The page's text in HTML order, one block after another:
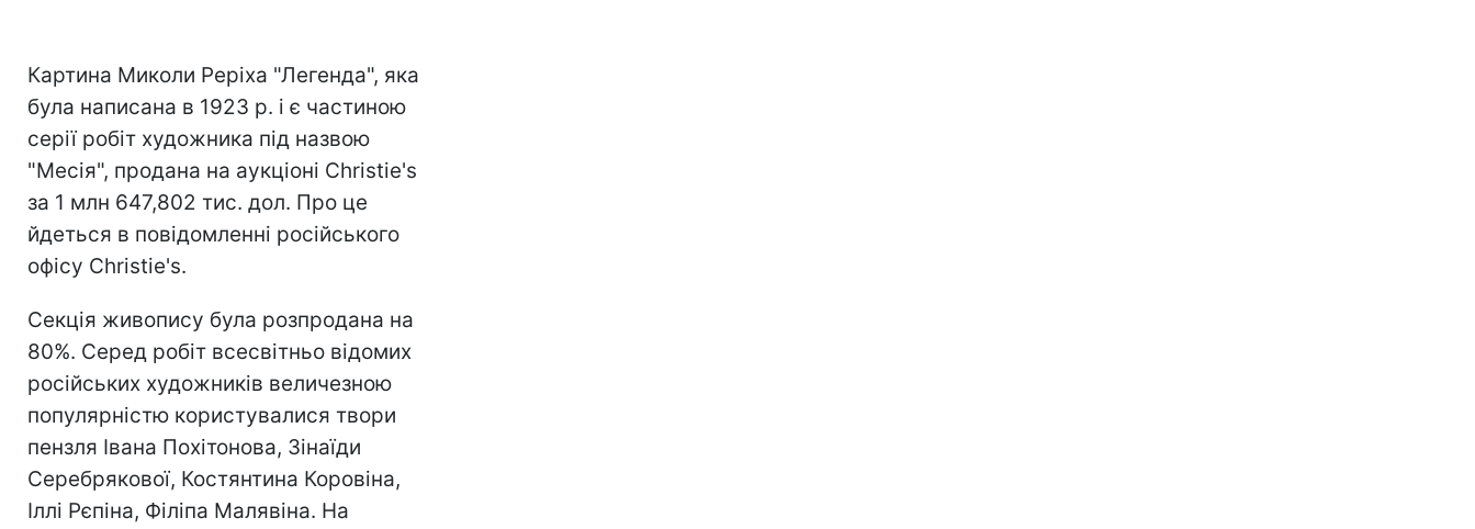
Картина Миколи Реріха "Легенда", яка
була написана в 1923 р. і є частиною
серії робіт художника під назвою
"Месія", продана на аукціоні Christie's
за 1 млн 647,802 тис. дол. Про це
йдеться в повідомленні російського
офісу Christie's.
Секція живопису була розпродана на
80%. Серед робіт всесвітньо відомих
російських художників величезною
популярністю користувалися твори
пензля Івана Похітонова, Зінаїди
Серебрякової, Костянтина Коровіна,
Іллі Рєпіна, Філіпа Малявіна. На